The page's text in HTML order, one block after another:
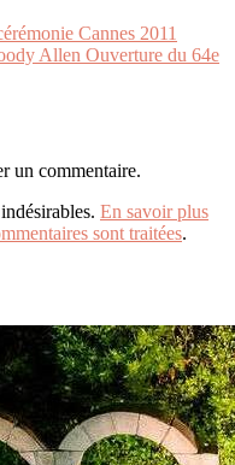
Cannes 2011
Allen Ouverture du 64e
un commentaire.
En savoir plus
sont traitées.